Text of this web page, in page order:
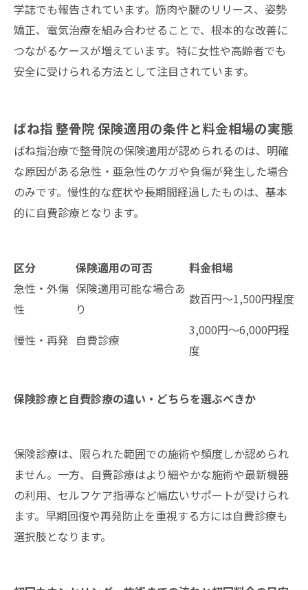
学誌でも報告されています。筋肉や腱のリリース、姿勢
矯正、電気治療を組み合わせることで、根本的な改善に
つながるケースが増えています。特に女性や高齢者でも
安全に受けられる方法として注目されています。
ばね指 整骨院 保険適用の条件と料金相場の実態
ばね指治療で整骨院の保険適用が認められるのは、明確
な原因がある急性・亜急性のケガや負傷が発生した場合
のみです。慢性的な症状や長期間経過したものは、基本
的に自費診療となります。
区分 保険適用の可否
料金相場
急性・外傷
性
保険適用可能な場合あ
り
数百円～1,500円程度
慢性・再発 自費診療
3,000円～6,000円程
度
保険診療と自費診療の違い・どちらを選ぶべきか
保険診療は、限られた範囲での施術や頻度しか認められ
ません。一方、自費診療はより細やかな施術や最新機器
の利用、セルフケア指導など幅広いサポートが受けられ
ます。早期回復や再発防止を重視する方には自費診療も
選択肢となります。